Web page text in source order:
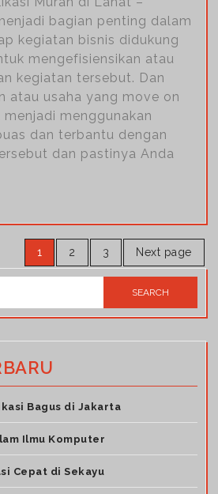
bagian penting dalam
kegiatan bisnis didukung
mengefisiensikan atau
kegiatan tersebut. Dan
atau usaha yang move on
menggunakan
dan terbantu dengan
dan pastinya Anda
1 2 3 Next page
Bagus di Jakarta
Ilmu Komputer
Cepat di Sekayu